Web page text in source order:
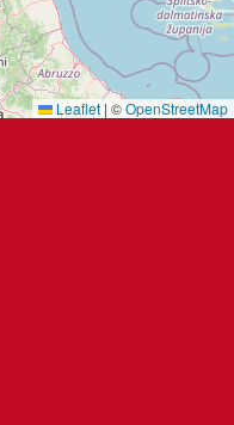
Leaflet | ©OpenStreetMap